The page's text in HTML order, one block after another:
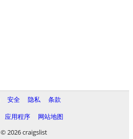
安全 隐私
条款
应用程序
网站地图
© 2026 craigslist